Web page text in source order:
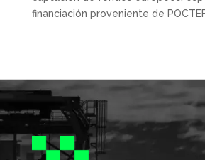
financiación proveniente de